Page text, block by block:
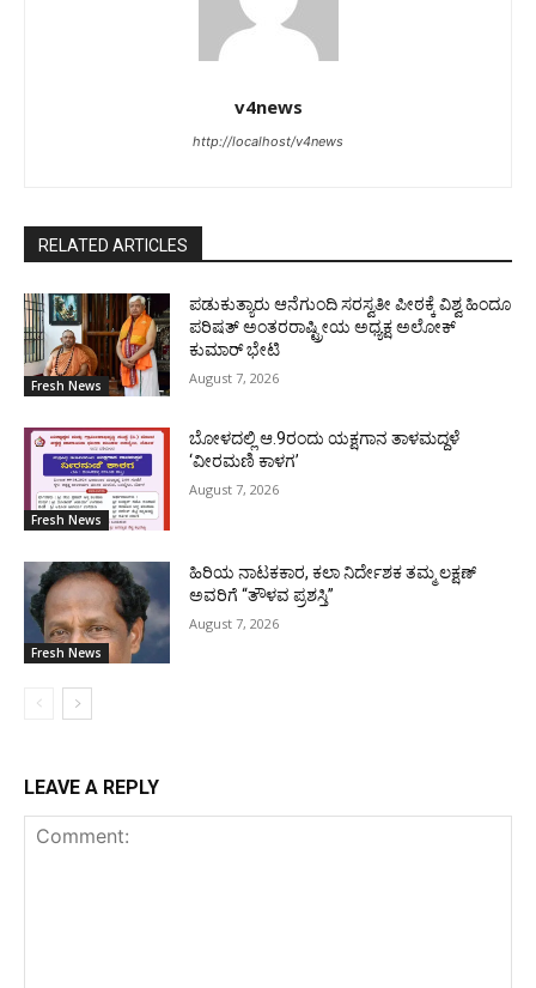
v4news
http://localhost/v4news
RELATED ARTICLES
Fresh News
ಪಡುಕುತ್ಯಾರು ಆನೆಗುಂದಿ ಸರಸ್ವತೀ ಪೀಠಕ್ಕೆ ವಿಶ್ವ ಹಿಂದೂ
ಪರಿಷತ್ ಅಂತರರಾಷ್ಟ್ರೀಯ ಅಧ್ಯಕ್ಷ ಅಲೋಕ್
ಕುಮಾರ್ ಭೇಟಿ
August 7, 2026
Fresh News
ಬೋಳದಲ್ಲಿ ಆ.9ರಂದು ಯಕ್ಷಗಾನ ತಾಳಮದ್ದಳೆ
‘ವೀರಮಣಿ ಕಾಳಗ’
August 7, 2026
Fresh News
ಹಿರಿಯ ನಾಟಕಕಾರ, ಕಲಾ ನಿರ್ದೇಶಕ ತಮ್ಮ ಲಕ್ಷಣ್
ಅವರಿಗೆ “ತೌಳವ ಪ್ರಶಸ್ತಿ”
August 7, 2026
LEAVE A REPLY